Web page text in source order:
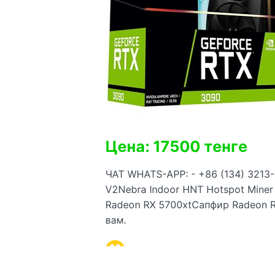
Цена: 17500 тенге
ЧАТ WHATS-APP: - +86 (134)
V2Nebra Indoor HNT Hotspot
Radeon RX 5700xtСапфир
вам.